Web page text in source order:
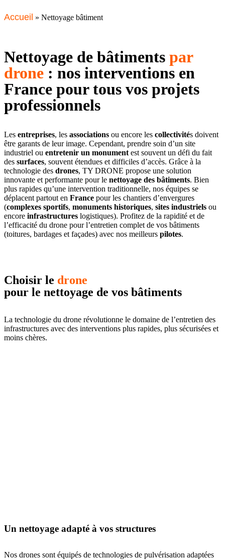
Accueil » Nettoyage bâtiment
Nettoyage de bâtiments par
drone : nos interventions en
France pour tous vos projets
professionnels
Les entreprises, les associations ou encore les collectivités doivent
être garants de leur image. Cependant, prendre soin d’un site
industriel ou entretenir un monument est souvent un défi du fait
des surfaces, souvent étendues et difficiles d’accès. Grâce à la
technologie des drones, TY DRONE propose une solution
innovante et performante pour le nettoyage des bâtiments. Bien
plus rapides qu’une intervention traditionnelle, nos équipes se
déplacent partout en France pour les chantiers d’envergures
(complexes sportifs, monuments historiques, sites industriels ou
encore infrastructures logistiques). Profitez de la rapidité et de
l’efficacité du drone pour l’entretien complet de vos bâtiments
(toitures, bardages et façades) avec nos meilleurs pilotes.
Choisir le drone
pour le nettoyage de vos bâtiments
La technologie du drone révolutionne le domaine de l’entretien des
infrastructures avec des interventions plus rapides, plus sécurisées et
moins chères.
Un nettoyage adapté à vos structures
Nos drones sont équipés de technologies de pulvérisation adaptées